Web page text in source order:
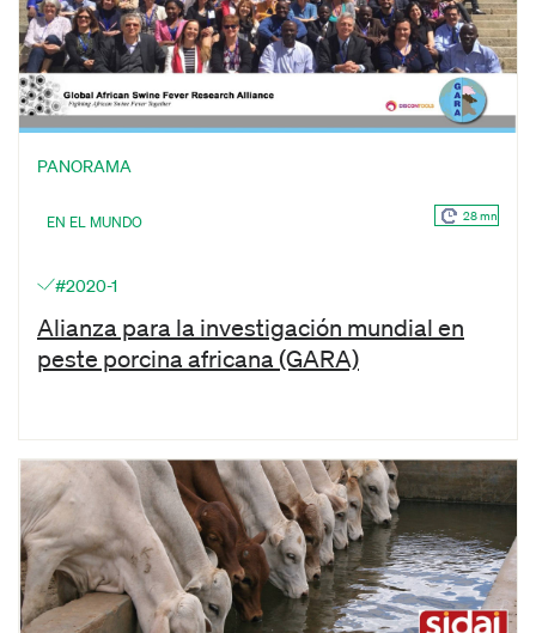
PANORAMA
EN EL MUNDO 28 mn
#2020-1
Alianza para la investigación mundial en
peste porcina africana (GARA)